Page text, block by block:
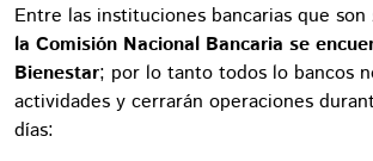
Entre las instituciones bancarias que son
la Comisión Nacional Bancaria se
Bienestar; por lo tanto todos lo bancos
actividades y cerrarán operaciones
días: